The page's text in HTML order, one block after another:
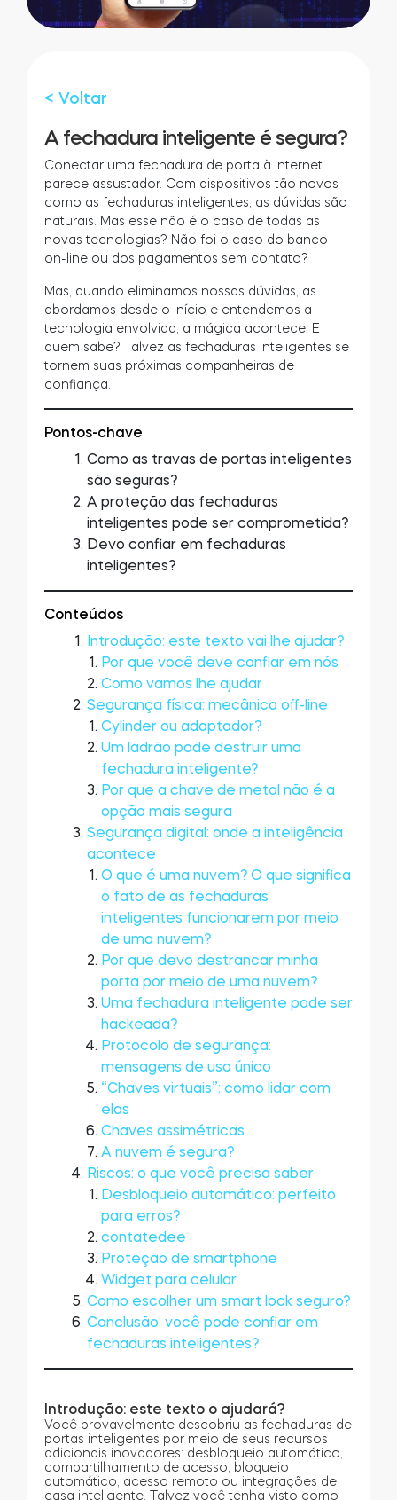
Tedee Bridge
Cilindros
Adaptadores
Tedee Keypad PRO
Teclado
Tedee GO2
Tedee GO2
LOCALIZADOR DE LOJAS
LOGIN
< Voltar
A fechadura inteligente é segura?
Conectar uma fechadura de porta à Internet
parece assustador. Com dispositivos tão novos
como as fechaduras inteligentes, as dúvidas são
naturais. Mas esse não é o caso de todas as
novas tecnologias? Não foi o caso do banco
on-line ou dos pagamentos sem contato?
Mas, quando eliminamos nossas dúvidas, as
abordamos desde o início e entendemos a
tecnologia envolvida, a mágica acontece. E
quem sabe? Talvez as fechaduras inteligentes se
tornem suas próximas companheiras de
confiança.
Pontos-chave
Como as travas de portas inteligentes
são seguras?
A proteção das fechaduras
inteligentes pode ser comprometida?
Devo confiar em fechaduras
inteligentes?
Conteúdos
Introdução: este texto vai lhe ajudar?
Por que você deve confiar em nós
Como vamos lhe ajudar
Segurança física: mecânica off-line
Cylinder ou adaptador?
Um ladrão pode destruir uma
fechadura inteligente?
Por que a chave de metal não é a
opção mais segura
Segurança digital: onde a inteligência
acontece
O que é uma nuvem? O que significa
o fato de as fechaduras
inteligentes funcionarem por meio
de uma nuvem?
Por que devo destrancar minha
porta por meio de uma nuvem?
Uma fechadura inteligente pode ser
hackeada?
Protocolo de segurança:
mensagens de uso único
“Chaves virtuais”: como lidar com
elas
Chaves assimétricas
A nuvem é segura?
Riscos: o que você precisa saber
Desbloqueio automático: perfeito
para erros?
contatedee
Proteção de smartphone
Widget para celular
Como escolher um smart lock seguro?
Conclusão: você pode confiar em
fechaduras inteligentes?
Introdução: este texto o ajudará?
Você provavelmente descobriu as fechaduras de
portas inteligentes por meio de seus recursos
adicionais inovadores: desbloqueio automático,
compartilhamento de acesso, bloqueio
automático, acesso remoto ou integrações de
casa inteligente. Talvez você tenha visto como